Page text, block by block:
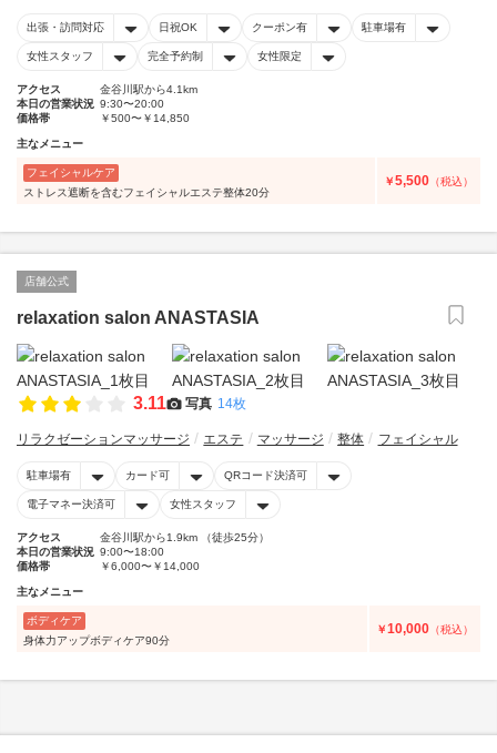
出張・訪問対応 日祝OK クーポン有 駐車場有
女性スタッフ 完全予約制 女性限定
アクセス
金谷川駅から4.1km
本日の営業状況 9:30〜20:00
価格帯
￥500〜￥14,850
主なメニュー
フェイシャルケア
ストレス遮断を含むフェイシャルエステ整体20分
￥5,500 （税込）
店舗公式
relaxation salon ANASTASIA
3.11 写真 14枚
リラクゼーションマッサージ エステ マッサージ 整体 フェイシャル
駐車場有 カード可 QRコード決済可
電子マネー決済可 女性スタッフ
アクセス
金谷川駅から1.9km （徒歩25分）
本日の営業状況 9:00〜18:00
価格帯
￥6,000〜￥14,000
主なメニュー
ボディケア
身体力アップボディケア90分
￥10,000 （税込）